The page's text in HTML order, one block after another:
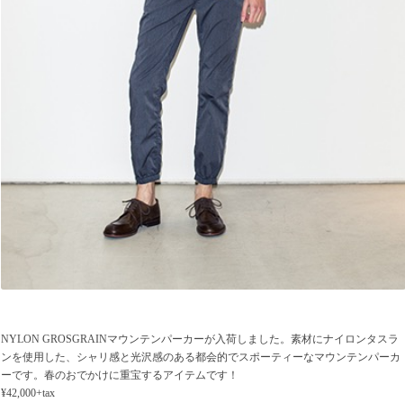
NYLON GROSGRAINマウンテンパーカーが入荷しました。素材にナイロンタスラ
ンを使用した、シャリ感と光沢感のある都会的でスポーティーなマウンテンパーカ
ーです。春のおでかけに重宝するアイテムです！
¥42,000+tax